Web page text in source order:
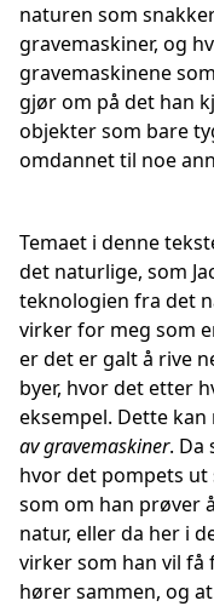
naturen som
gravemaskiner, og
gravemaskinene
gjør om på det han
objekter som bare
omdannet til noe
Temaet i denne
det naturlige, som
teknologien fra det
virker for meg som
er det er galt å rive
byer, hvor det etter
eksempel. Dette
av gravemaskiner. Da
hvor det pompets
som om han prøver
natur, eller da her i
virker som han vil få
hører sammen, og